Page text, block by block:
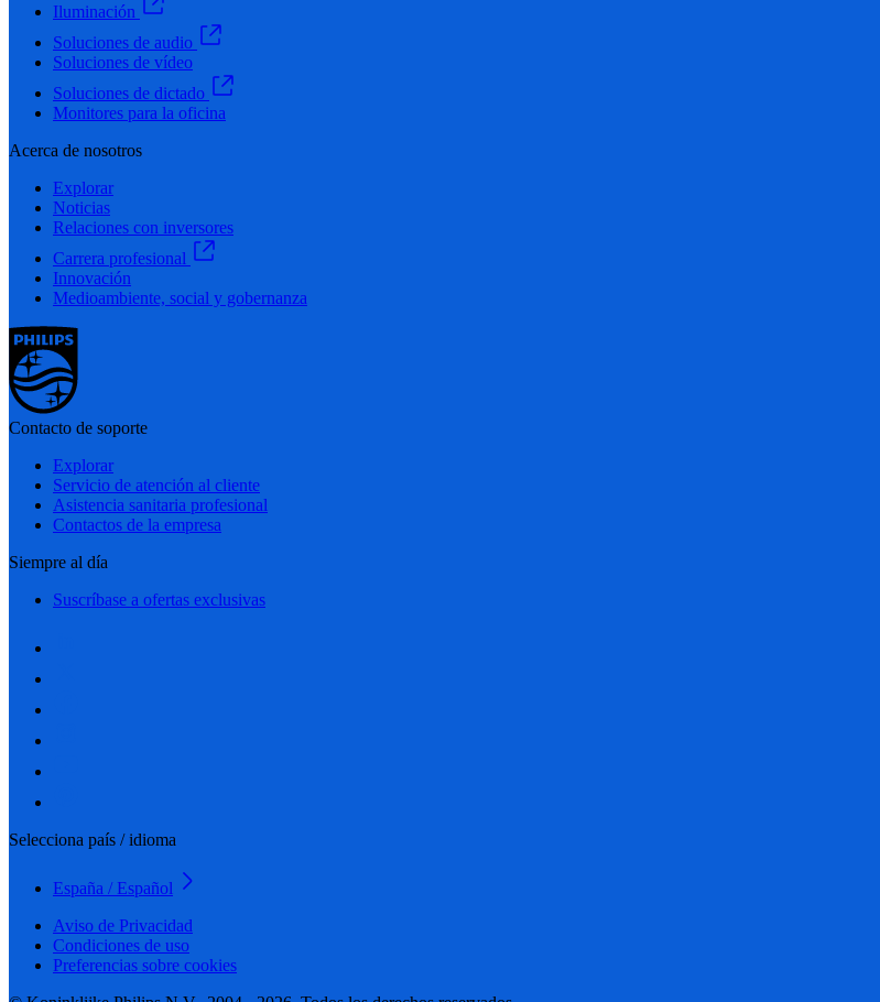
Iluminación
Soluciones de audio
Soluciones de vídeo
Soluciones de dictado
Monitores para la oficina
Acerca de nosotros
Explorar
Noticias
Relaciones con inversores
Carrera profesional
Innovación
Medioambiente, social y gobernanza
Contacto de soporte
Explorar
Servicio de atención al cliente
Asistencia sanitaria profesional
Contactos de la empresa
Siempre al día
Suscríbase a ofertas exclusivas
Selecciona país / idioma
España / Español
Aviso de Privacidad
Condiciones de uso
Preferencias sobre cookies